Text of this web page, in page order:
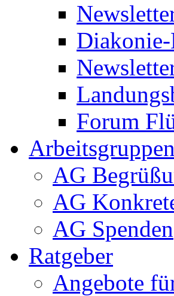
Forum
Arbeitsgruppen
AG
AG
AG Spenden
Ratgeber
Angebote